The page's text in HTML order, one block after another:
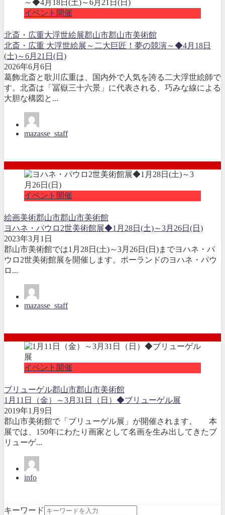
イベント開催
北斎・広重大浮世絵展郡山市郡山市美術館
北斎・広重 大浮世絵展～二大巨匠！夢の競演～◆4月18日
(土)～6月21日(日)
2026年6月6日
葛飾北斎と歌川広重は、国内外で人気を誇る二大浮世絵師で
す。北斎は「冨嶽三十六景」に代表される、巧みな線による
大胆な構図と...
mazasse_staff
イベント開催
絵画美術郡山市郡山市美術館
ヨハネ・パウロ2世美術館展◆1月28日(土)～3月26日(日)
2023年3月1日
郡山市美術館では1月28日(土)～3月26日(日)までヨハネ・パ
ウロ2世美術館展を開催します。ポーランドのヨハネ・パウ
ロ...
mazasse_staff
イベント開催
ブリューゲル郡山市郡山市美術館
1月11日（金）～3月31日（日）◆ブリューゲル展
2019年1月9日
郡山市美術館で「ブリューゲル展」が開催されます。 本
展では、150年にわたり画家として名画を生み出してきたブ
リューゲ...
info
キーワード